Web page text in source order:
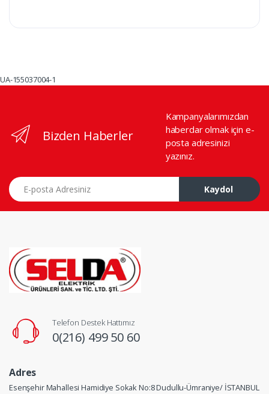
UA-155037004-1
Bizden Haberler
Kampanyalarımızdan
haberdar olmak için e-
posta adresinizi
yazınız.
E-posta Adresiniz
Kaydol
Telefon Destek Hattımız
0(216) 499 50 60
Adres
Esenşehir Mahallesi Hamidiye Sokak No:8 Dudullu-Ümraniye/ İSTANBUL